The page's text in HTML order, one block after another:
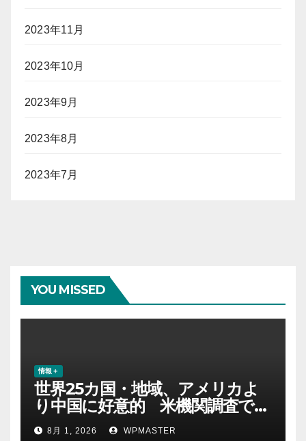
2023年11月
2023年10月
2023年9月
2023年8月
2023年7月
YOU MISSED
情報＋
世界25カ国・地域、アメリカよ
り中国に好意的 米機関調査で初
めて多数派に
8月 1, 2026 WPMASTER